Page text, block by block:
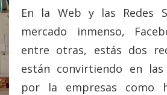
En la Web y las Redes
mercado inmenso,
entre otras, estás dos
están convirtiendo en
por la empresas como